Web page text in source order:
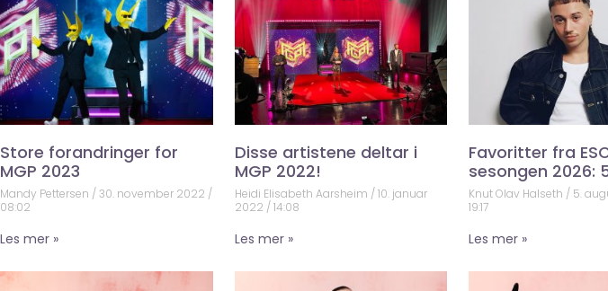
Store forandringer for
MGP 2023
Mandy Pettersen
30. november 2022
08:02
Les mer »
Disse artistene deltar i
MGP 2022!
Heidi Elisabeth Aarsheim 10. januar
2022 14:08
Les mer »
Favoritter fra
sesongen 2026:
Knut Olav Halseth
5.
19:17
Les mer »